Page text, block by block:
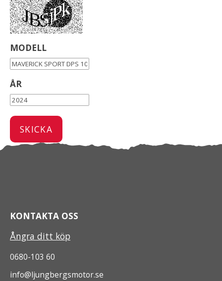
MODELL
ÅR
KONTAKTA OSS
Ångra ditt köp
0680-103 60
info@ljungbergsmotor.se